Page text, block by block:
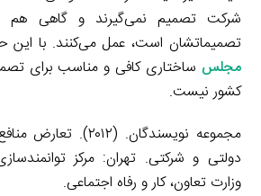
شرکت تصمیم نمی‌گیرند و گاهی
تصمیماتشان است، عمل می‌کنند. با این
مجلس ساختاری کافی و مناسب برای
کشور نیست.
مجموعه نویسندگان.
دولتی و شرکتی. تهران: مرکز
وزارت تعاون، کار و رفاه اجتماعی.